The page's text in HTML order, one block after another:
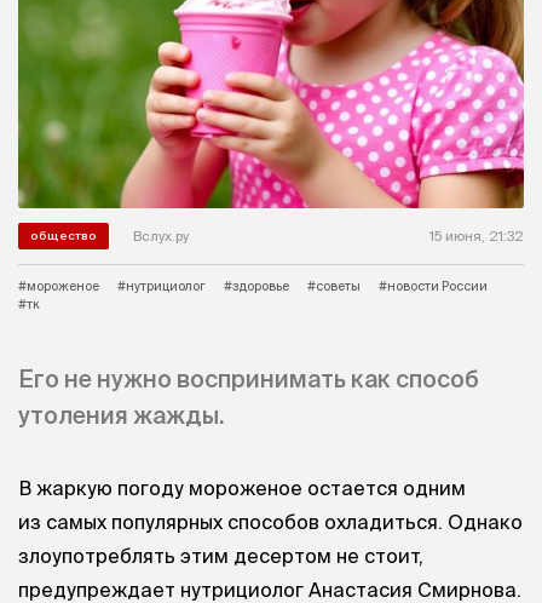
общество Вслух.ру 15 июня, 21:32
#мороженое #нутрициолог #здоровье #советы
#новости России
#тк
Его не нужно воспринимать как способ
утоления жажды.
В жаркую погоду мороженое остается одним
из самых популярных способов охладиться. Однако
злоупотреблять этим десертом не стоит,
предупреждает нутрициолог Анастасия Смирнова.